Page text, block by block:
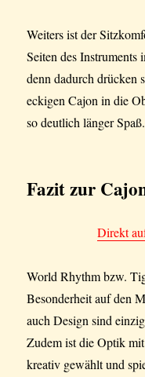
Weiters ist der
Seiten des
denn dadurch drücken
eckigen Cajon in die
so deutlich länger Spaß.
Fazit zur
Direkt
World Rhythm bzw.
Besonderheit auf den
auch Design sind
Zudem ist die Optik
kreativ gewählt und